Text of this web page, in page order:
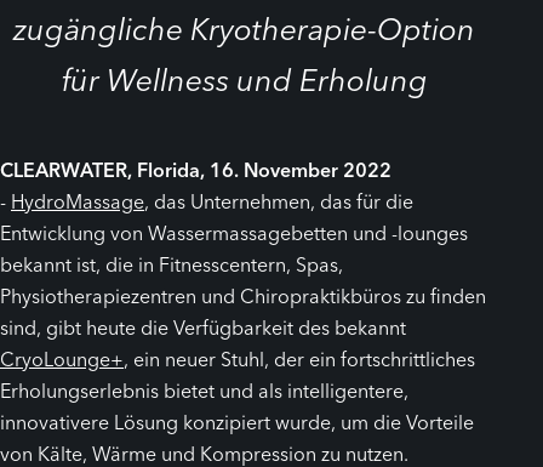
zugängliche Kryotherapie-Option
für Wellness und Erholung
CLEARWATER, Florida, 16. November 2022
- HydroMassage, das Unternehmen, das für die
Entwicklung von Wassermassagebetten und -lounges
bekannt ist, die in Fitnesscentern, Spas,
Physiotherapiezentren und Chiropraktikbüros zu finden
sind, gibt heute die Verfügbarkeit des bekannt
CryoLounge+, ein neuer Stuhl, der ein fortschrittliches
Erholungserlebnis bietet und als intelligentere,
innovativere Lösung konzipiert wurde, um die Vorteile
von Kälte, Wärme und Kompression zu nutzen.